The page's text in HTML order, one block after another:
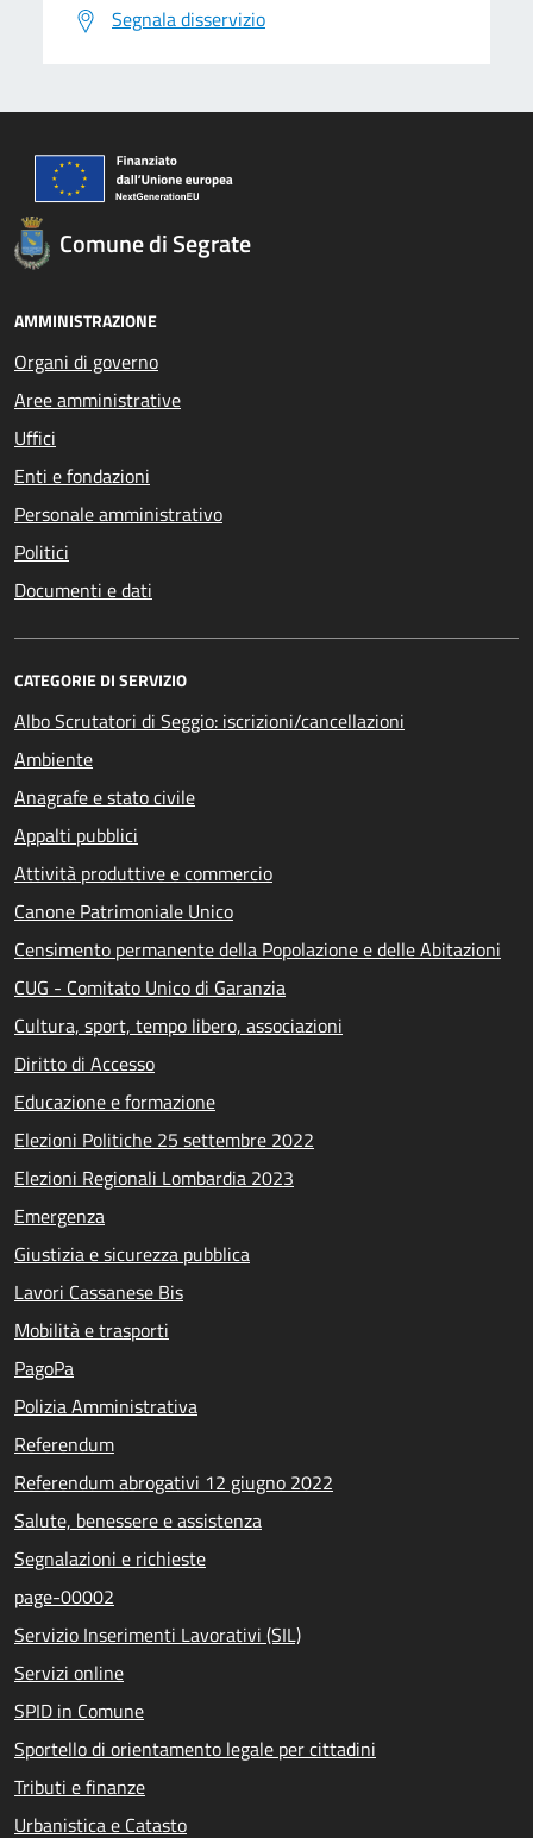
Segnala disservizio
Comune di Segrate
AMMINISTRAZIONE
Organi di governo
Aree amministrative
Uffici
Enti e fondazioni
Personale amministrativo
Politici
Documenti e dati
CATEGORIE DI SERVIZIO
Albo Scrutatori di Seggio: iscrizioni/cancellazioni
Ambiente
Anagrafe e stato civile
Appalti pubblici
Attività produttive e commercio
Canone Patrimoniale Unico
Censimento permanente della Popolazione e delle Abitazioni
CUG - Comitato Unico di Garanzia
Cultura, sport, tempo libero, associazioni
Diritto di Accesso
Educazione e formazione
Elezioni Politiche 25 settembre 2022
Elezioni Regionali Lombardia 2023
Emergenza
Giustizia e sicurezza pubblica
Lavori Cassanese Bis
Mobilità e trasporti
PagoPa
Polizia Amministrativa
Referendum
Referendum abrogativi 12 giugno 2022
Salute, benessere e assistenza
Segnalazioni e richieste
page-00002
Servizio Inserimenti Lavorativi (SIL)
Servizi online
SPID in Comune
Sportello di orientamento legale per cittadini
Tributi e finanze
Urbanistica e Catasto